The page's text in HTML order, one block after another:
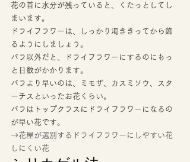
花の首に水分が残っていると、くたっとしてし
まいます。
ドライフラワーは、しっかり渇ききってから飾
るようにしましょう。
バラ以外だと、ドライフラワーにするのにもっ
と日数がかかります。
バラより早いのは、ミモザ、カスミソウ、スタ
ーチスといったお花くらい。
バラはトップクラスにドライフラワーになるの
が早い花です。
→花屋が選別するドライフラワーにしやすい花
しにくい花